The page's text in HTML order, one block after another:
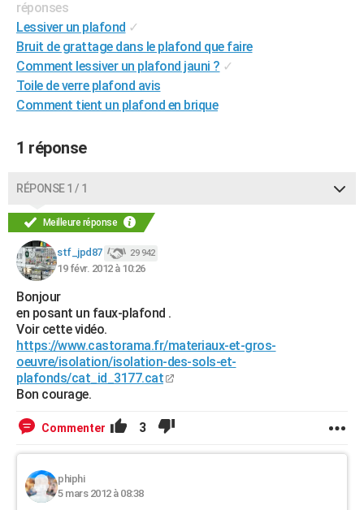
CARTE DE VOEUX
Carte de Noël
Carte Bonne année
Carte Saint-Valentin
Carte Pâques
Carte d'anniversaire
DICTIONNAIRE
Dictionnaire
Biographies
Citations
Expressions
Proverbes
PROGRAMME TV
S'inscrire
Se connecter
Lycées
Collèges
Primaires
Universités
Entreprises
Service militaire
Avis de recherche
FORUM
Bricolage
Lifestyle
Culture
Sport
Auto
Television
Voyage
Cinema
réponses
Lessiver un plafond ✓
Bruit de grattage dans le plafond que faire
Comment lessiver un plafond jauni ? ✓
Toile de verre plafond avis
Comment tient un plafond en brique
1 réponse
RÉPONSE 1 / 1
Meilleure réponse
stf_jpd87 29 942
19 févr. 2012 à 10:26
Bonjour
en posant un faux-plafond .
Voir cette vidéo.
https://www.castorama.fr/materiaux-et-gros-
oeuvre/isolation/isolation-des-sols-et-
plafonds/cat_id_3177.cat
Bon courage.
Commenter 3
phiphi
5 mars 2012 à 08:38